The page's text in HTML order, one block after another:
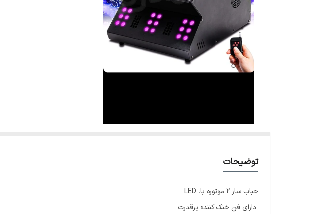
توضیحات
حباب ساز ۲ موتوره با. LED
دارای فن خنک کننده پرقدرت